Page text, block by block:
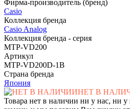
Фирма-производитель (бренд)
Casio
Коллекция бренда
Casio Analog
Коллекция бренда - серия
MTP-VD200
Артикул
MTP-VD200D-1B
Страна бренда
Япония
НЕТ В
Товара нет в наличии ни у нас, ни